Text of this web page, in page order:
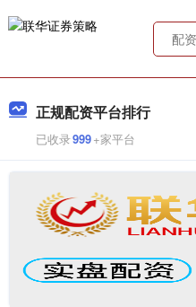
正规配资平台排行
已收录999+家平台